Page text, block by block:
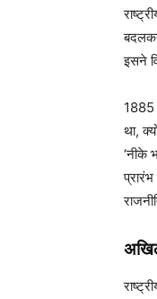
इसने
1885
था,
‘नीके